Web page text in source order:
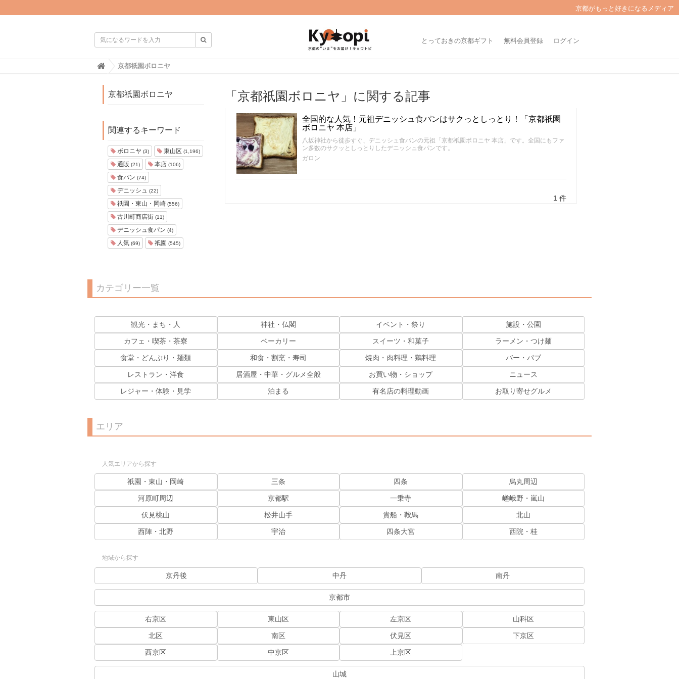
京都がもっと好きになるメディア
とっておきの京都ギフト 無料会員登録 ログイン
H
京都祇園ボロニヤ
京都祇園ボロニヤ
関連するキーワード
ボロニヤ (3) 東山区 (1,196)
通販 (21) 本店 (106)
食パン (74)
デニッシュ (22)
祇園・東山・岡崎 (556)
古川町商店街 (11)
デニッシュ食パン (4)
人気 (69) 祇園 (545)
「京都祇園ボロニヤ」に関する記事
全国的な人気！元祖デニッシュ食パンはサクっとしっとり！「京都祇園
ボロニヤ 本店」
八坂神社から徒歩すぐ、デニッシュ食パンの元祖「京都祇園ボロニヤ 本店」です。全国にもファ
ン多数のサクッとしっとりしたデニッシュ食パンです。
ガロン
1 件
カテゴリー一覧
観光・まち・人 神社・仏閣 イベント・祭り 施設・公園
カフェ・喫茶・茶寮 ベーカリー スイーツ・和菓子 ラーメン・つけ麺
食堂・どんぶり・麺類 和食・割烹・寿司 焼肉・肉料理・鶏料理 バー・パブ
レストラン・洋食 居酒屋・中華・グルメ全般 お買い物・ショップ ニュース
レジャー・体験・見学 泊まる 有名店の料理動画 お取り寄せグルメ
エリア
人気エリアから探す
祇園・東山・岡崎 三条 四条 烏丸周辺
河原町周辺 京都駅 一乗寺 嵯峨野・嵐山
伏見桃山 松井山手 貴船・鞍馬 北山
西陣・北野 宇治 四条大宮 西院・桂
地域から探す
京丹後 中丹 南丹
京都市
右京区 東山区 左京区 山科区
北区 南区 伏見区 下京区
西京区 中京区 上京区
山城